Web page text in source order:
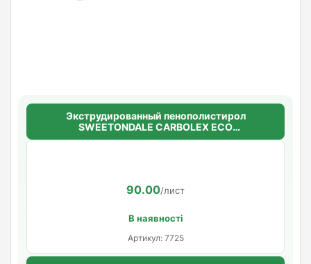
Экструдированный пенополистирол
SWEETONDALE CARBOLEX ECO
30мм.*1180мм.*580мм. (8,89720м2 в уп.)
90.00/лист
В наявності
Артикул: 7725